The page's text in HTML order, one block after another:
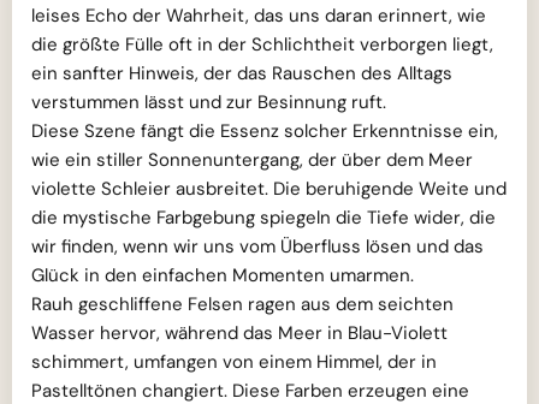
leises Echo der Wahrheit, das uns daran erinnert, wie
die größte Fülle oft in der Schlichtheit verborgen liegt,
ein sanfter Hinweis, der das Rauschen des Alltags
verstummen lässt und zur Besinnung ruft.
Diese Szene fängt die Essenz solcher Erkenntnisse ein,
wie ein stiller Sonnenuntergang, der über dem Meer
violette Schleier ausbreitet. Die beruhigende Weite und
die mystische Farbgebung spiegeln die Tiefe wider, die
wir finden, wenn wir uns vom Überfluss lösen und das
Glück in den einfachen Momenten umarmen.
Rauh geschliffene Felsen ragen aus dem seichten
Wasser hervor, während das Meer in Blau-Violett
schimmert, umfangen von einem Himmel, der in
Pastelltönen changiert. Diese Farben erzeugen eine